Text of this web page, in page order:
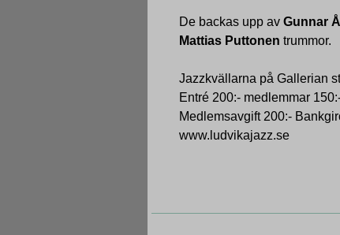
De backas upp av Gunnar
Mattias Puttonen trummor.
Jazzkvällarna på Gallerian
Entré 200:- medlemmar
Medlemsavgift 200:-
www.ludvikajazz.se